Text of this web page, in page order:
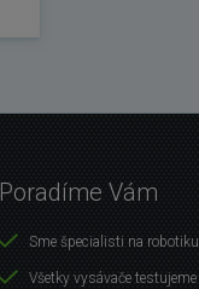
Poradíme Vám
Sme špecialisti na robotiku
Všetky vysávače testujeme